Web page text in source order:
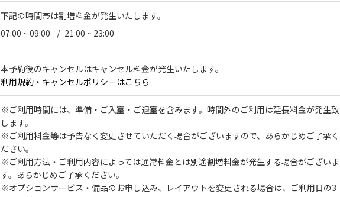
下記の時間帯は割増料金が発生いたします。
07:00 ~ 09:00
/ 21:00 ~ 23:00
本予約後のキャンセルはキャンセル料金が発生いたします。
利用規約・キャンセルポリシーはこちら
※ご利用時間には、準備・ご入室・ご退室を含みます。時間外のご利用は延長料金が発生致
します。
※ご利用料金等は予告なく変更させていただく場合がございますので、あらかじめご了承く
ださい。
※ご利用方法・ご利用内容によっては通常料金とは別途割増料金が発生する場合がございま
す。あらかじめご了承ください。
※オプションサービス・備品のお申し込み、レイアウトを変更される場合は、ご利用日の3